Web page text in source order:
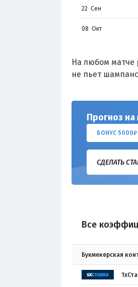
22 Сен
08 Окт
На любом матче
не пьет
Прогноз
БОНУС 5000₽
СДЕЛАТЬ
Все
Букмекерская